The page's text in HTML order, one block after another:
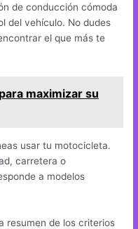
de conducción cómoda
del vehículo. No dudes
el que más te
maximizar su
usar tu motocicleta.
carretera o
a modelos
resumen de los criterios